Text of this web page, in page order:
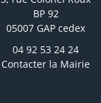
BP 92
05007 GAP cedex
04 92 53 24 24
Contacter la Mairie